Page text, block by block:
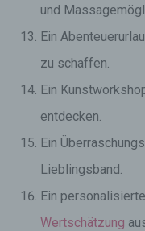
und
Ein
zu schaffen.
Ein
entdecken.
Ein
Lieblingsband.
Ein
Wertschätzung